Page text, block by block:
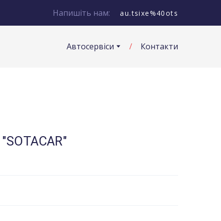
Напишіть нам: au.tsixe%40ots
Автосервіси Контакти